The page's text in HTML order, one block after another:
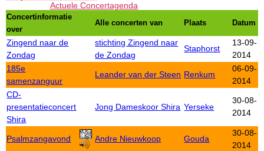
Actuele Concertagenda
Concertinformatie
over
Alle concerten van Plaats Datum
Zingend naar de
Zondag
stichting Zingend naar
de Zondag
Staphorst
13-09-
2014
185e
samenzanguur
Leander van der Steen Renkum
06-09-
2014
CD-
presentatieconcert
Shira
Jong Dameskoor Shira Yerseke
30-08-
2014
Psalmzangavond Andre Nieuwkoop Gouda
30-08-
2014